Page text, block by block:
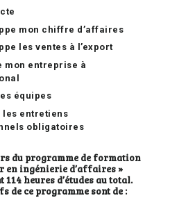
mon chiffre d’affaires
les ventes à l’export
mon entreprise à
équipes
les entretiens
obligatoires
du programme de formation
en ingénierie d’affaires »
114 heures d’études au total.
de ce programme sont de :